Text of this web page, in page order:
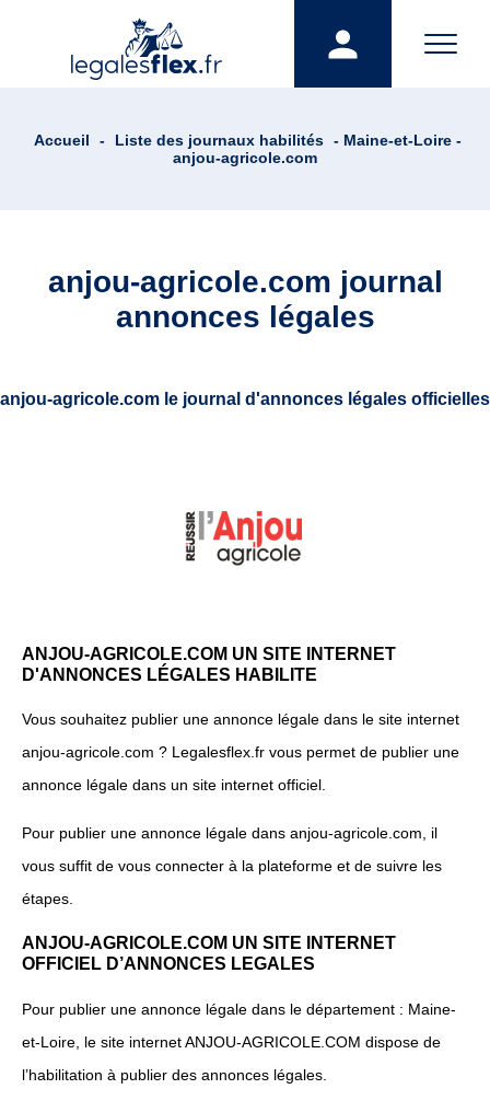
Accueil - Liste des journaux habilités - Maine-et-Loire -
anjou-agricole.com
anjou-agricole.com journal
annonces légales
anjou-agricole.com le journal d'annonces légales officielles
ANJOU-AGRICOLE.COM UN SITE INTERNET
D'ANNONCES LÉGALES HABILITE
Vous souhaitez publier une annonce légale dans le site internet
anjou-agricole.com ? Legalesflex.fr vous permet de publier une
annonce légale dans un site internet officiel.
Pour publier une annonce légale dans anjou-agricole.com, il
vous suffit de vous connecter à la plateforme et de suivre les
étapes.
ANJOU-AGRICOLE.COM UN SITE INTERNET
OFFICIEL D’ANNONCES LEGALES
Pour publier une annonce légale dans le département : Maine-
et-Loire, le site internet ANJOU-AGRICOLE.COM dispose de
l’habilitation à publier des annonces légales.